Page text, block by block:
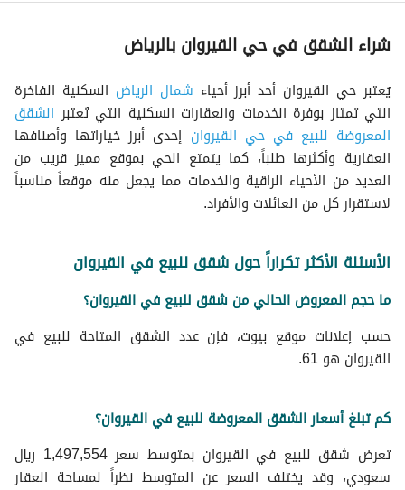
شقق للايجار اليومي في حي القيروان
شقق للايجار الشهري في حي القيروان
شقق للايجار في حي القيروان
شراء الشقق في حي القيروان بالرياض
يُعتبر حي القيروان أحد أبرز أحياء شمال الرياض السكنية الفاخرة
التي تمتاز بوفرة الخدمات والعقارات السكنية التي تُعتبر الشقق
المعروضة للبيع في حي القيروان إحدى أبرز خياراتها وأصنافها
العقارية وأكثرها طلباً، كما يتمتع الحي بموقع مميز قريب من
العديد من الأحياء الراقية والخدمات مما يجعل منه موقعاً مناسباً
لاستقرار كل من العائلات والأفراد.
الأسئلة الأكثر تكراراً حول شقق للبيع في القيروان
ما حجم المعروض الحالي من شقق للبيع في القيروان؟
حسب إعلانات موقع بيوت، فإن عدد الشقق المتاحة للبيع في
القيروان هو 61.
كم تبلغ أسعار الشقق المعروضة للبيع في القيروان؟
تعرض شقق للبيع في القيروان بمتوسط سعر 1,497,554 ريال
سعودي، وقد يختلف السعر عن المتوسط نظراً لمساحة العقار